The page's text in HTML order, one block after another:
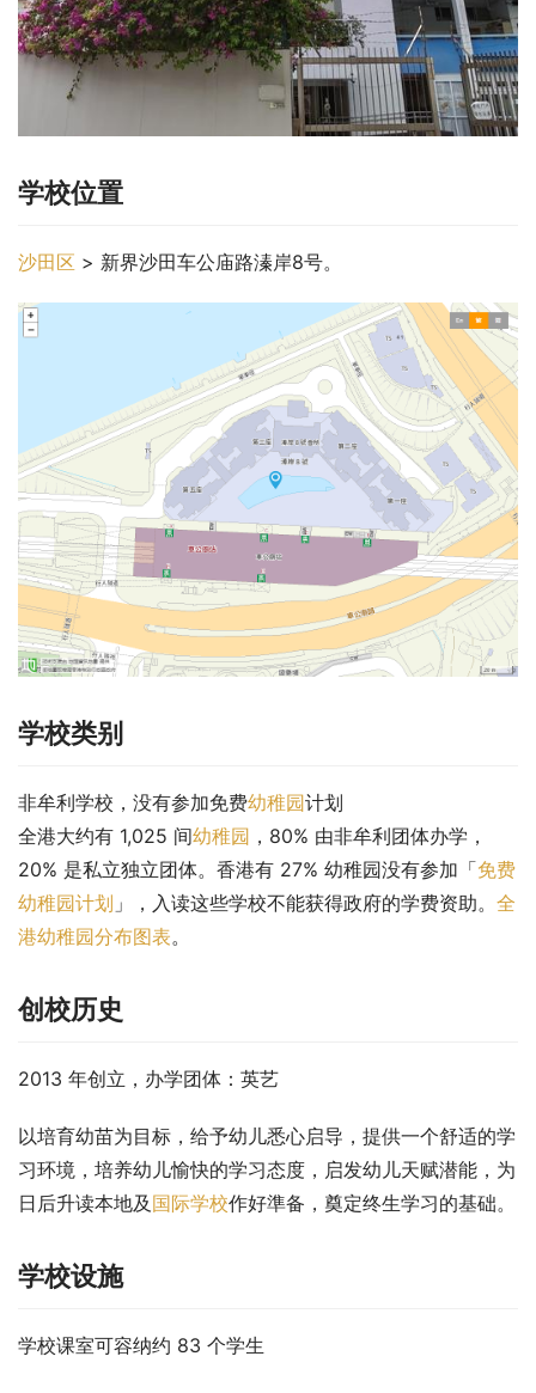
学校位置
沙田区 > 新界沙田车公庙路溱岸8号。
学校类别
非牟利学校，没有参加免费幼稚园计划
全港大约有 1,025 间幼稚园 ，80% 由非牟利团体办学，
20% 是私立独立团体。香港有 27% 幼稚园没有参加「免费
幼稚园计划 」，入读这些学校不能获得政府的学费资助。 全
港幼稚园分布图表。
创校历史
2013 年创立，办学团体：英艺
以培育幼苗为目标，给予幼儿悉心启导，提供一个舒适的学
习环境，培养幼儿愉快的学习态度，启发幼儿天赋潜能，为
日后升读本地及 国际学校作好準备，奠定终生学习的基础。
学校设施
学校课室可容纳约 83 个学生